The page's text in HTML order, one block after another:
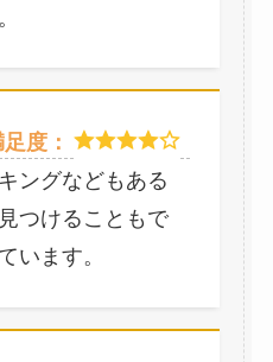
度：
ングなどもある
つけることもで
います。